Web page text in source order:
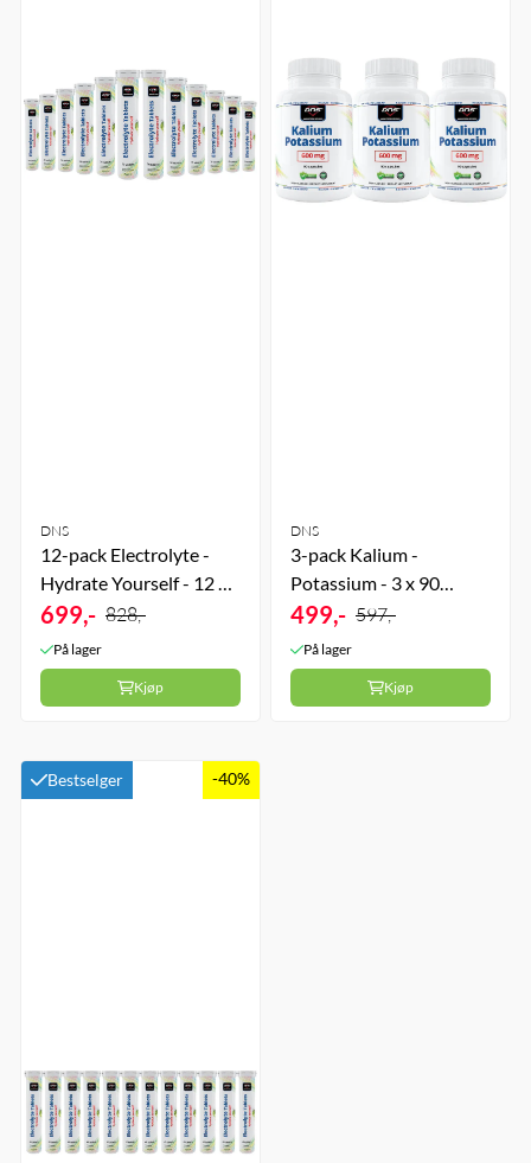
DNS
12-pack Electrolyte -
Hydrate Yourself - 12 x
20 Brusetabletter -
Apple
699,- 828,-
På lager
Kjøp
DNS
3-pack Kalium -
Potassium - 3 x 90
kapsler
499,- 597,-
På lager
Kjøp
Bestselger -40%